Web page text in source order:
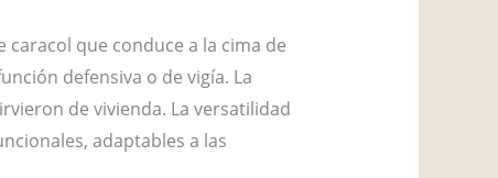
que conduce a la cima de
defensiva o de vigía. La
de vivienda. La versatilidad
adaptables a las